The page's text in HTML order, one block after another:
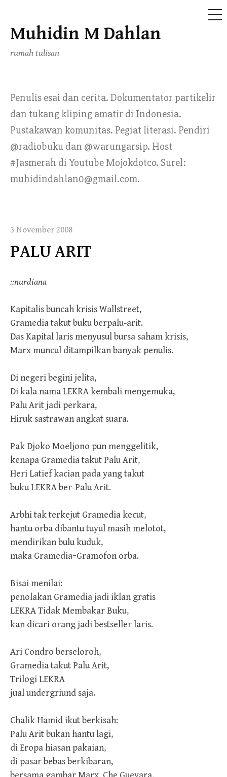
Skip
content
Muhidin M Dahlan
rumah tulisan
Penulis esai dan cerita. Dokumentator partikelir
dan tukang kliping amatir di Indonesia.
Pustakawan komunitas. Pegiat literasi. Pendiri
@radiobuku dan @warungarsip. Host
#Jasmerah di Youtube Mojokdotco. Surel:
muhidindahlan0@gmail.com.
3 November 2008
PALU ARIT
::nurdiana
Kapitalis buncah krisis Wallstreet,
Gramedia takut buku berpalu-arit.
Das Kapital laris menyusul bursa saham krisis,
Marx muncul ditampilkan banyak penulis.
Di negeri begini jelita,
Di kala nama LEKRA kembali mengemuka,
Palu Arit jadi perkara,
Hiruk sastrawan angkat suara.
Pak Djoko Moeljono pun menggelitik,
kenapa Gramedia takut Palu Arit,
Heri Latief kacian pada yang takut
buku LEKRA ber-Palu Arit.
Arbhi tak terkejut Gramedia kecut,
hantu orba dibantu tuyul masih melotot,
mendirikan bulu kuduk,
maka Gramedia=Gramofon orba.
Bisai menilai:
penolakan Gramedia jadi iklan gratis
LEKRA Tidak Membakar Buku,
kan dicari orang jadi bestseller laris.
Ari Condro berseloroh,
Gramedia takut Palu Arit,
Trilogi LEKRA
jual undergriund saja.
Chalik Hamid ikut berkisah:
Palu Arit bukan hantu lagi,
di Eropa hiasan pakaian,
di pasar bebas berkibaran,